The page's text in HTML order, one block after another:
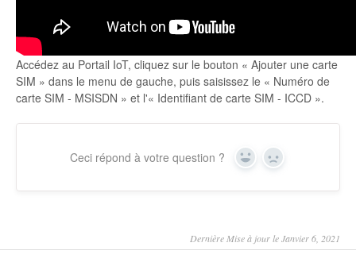
Accédez au Portail IoT, cliquez sur le bouton « Ajouter une carte
SIM » dans le menu de gauche, puis saisissez le « Numéro de
carte SIM - MSISDN » et l'« Identifiant de carte SIM - ICCD ».
Ceci répond à votre question ? Yes No
Dernière Mise à jour le Janvier 6, 2021